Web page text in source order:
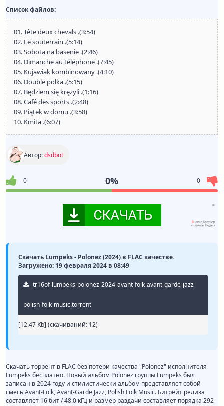
Список файлов:
01. Tête deux chevals .(3:54)
02. Le souterrain .(5:14)
03. Sobota na basenie .(2:46)
04. Dimanche au téléphone .(7:45)
05. Kujawiak kombinowany .(4:10)
06. Double polka .(5:15)
07. Będziem się krężyli .(1:16)
08. Café des sports .(2:48)
09. Piątek w domu .(3:58)
10. Kmita .(6:07)
Автор:dsdbot
0 0% 0
Скачать Lumpeks - Polonez (2024) в FLAC качестве.
Загружено: 19 февраля 2024 в 08:49
tr16of-lumpeks-polonez-2024-avant-folk-avant-garde-jazz-
polish-folk-music.torrent
[12.47 Kb] (cкачиваний: 12)
Скачать торрент в FLAC без потери качества "Polonez" исполнителя
Lumpeks бесплатно. Новый альбом Polonez группы Lumpeks был
записан в 2024 году и стилистически альбом представляет собой
смесь Avant-Folk, Avant-Garde Jazz, Polish Folk Music. Битрейт релиза
составляет 16 бит / 48.0 кГц и размер раздачи составляет порядка 292